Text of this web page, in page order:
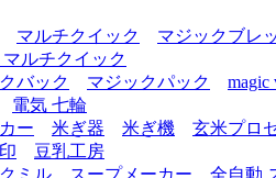
マルチクイック
マジックブレ
マルチクイック
バック マジックパック
magic
電気 七輪
ー
米ぎ器 米ぎ機
玄米プロ
豆乳工房
ミル スープメーカー 全自動